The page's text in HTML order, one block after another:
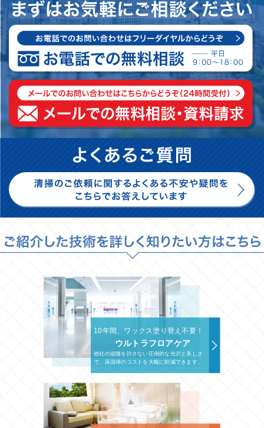
10年間、ワックス塗り替え不要！
ウルトラフロアケア
他社の追随を許さない圧倒的な光沢と美しさ
で、床清掃のコストを大幅に削減できます。